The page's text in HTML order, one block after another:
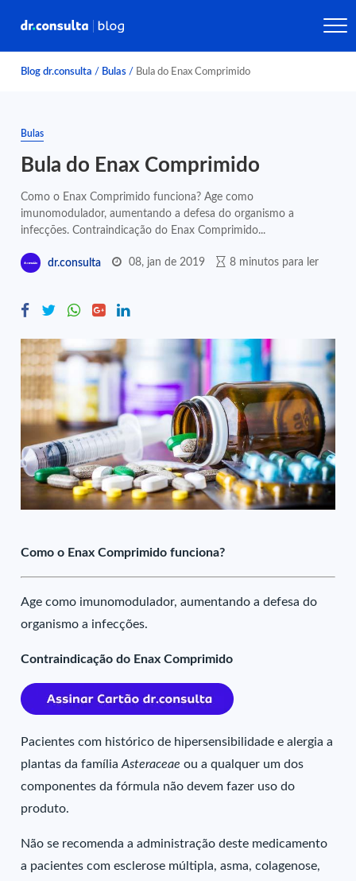
Blog dr.consulta / Bulas / Bula do Enax Comprimido
Bulas
Bula do Enax Comprimido
Como o Enax Comprimido funciona? Age como
imunomodulador, aumentando a defesa do organismo a
infecções. Contraindicação do Enax Comprimido...
dr.consulta 08, jan de 2019 8 minutos para ler
Como o Enax Comprimido funciona?
Age como imunomodulador, aumentando a defesa do
organismo a infecções.
Contraindicação do Enax Comprimido
Pacientes com histórico de hipersensibilidade e alergia a
plantas da famíliaAsteraceae ou a qualquer um dos
componentes da fórmula não devem fazer uso do
produto.
Não se recomenda a administração deste medicamento
a pacientes com esclerose múltipla, asma, colagenose,